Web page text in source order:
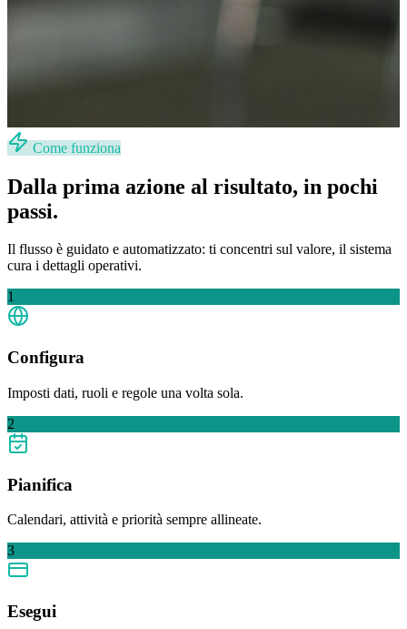
Come funziona
Dalla prima azione al risultato, in pochi
passi.
Il flusso è guidato e automatizzato: ti concentri sul valore, il sistema
cura i dettagli operativi.
1
Configura
Imposti dati, ruoli e regole una volta sola.
2
Pianifica
Calendari, attività e priorità sempre allineate.
3
Esegui